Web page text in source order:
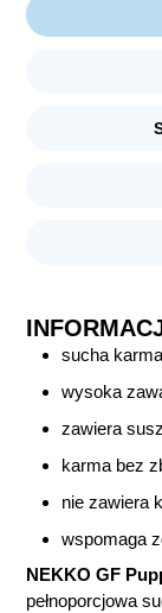
sucha
wysoka
zawiera
karma bez
nie zawiera
wspomaga
NEKKO GF
pełnoporcjowa